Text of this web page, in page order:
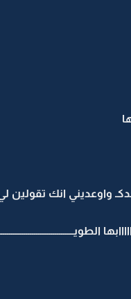
واوعديني انك تقولين